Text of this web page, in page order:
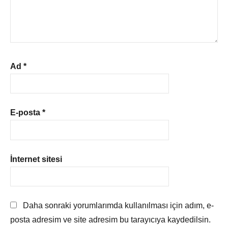
Ad *
E-posta *
İnternet sitesi
Daha sonraki yorumlarımda kullanılması için adım, e-
posta adresim ve site adresim bu tarayıcıya kaydedilsin.